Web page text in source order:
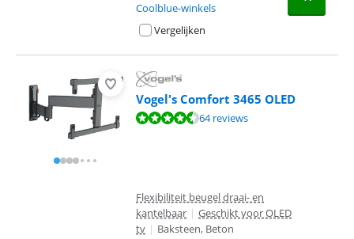
Coolblue-winkels
Vergelijken
Vogel's Comfort 3465 OLED
Beoordeling is 8,7 van de 10, gebaseerd op 64 reviews.
64 reviews
Flexibiliteit beugel draai- en
kantelbaar | Geschikt voor OLED
tv | Baksteen, Beton